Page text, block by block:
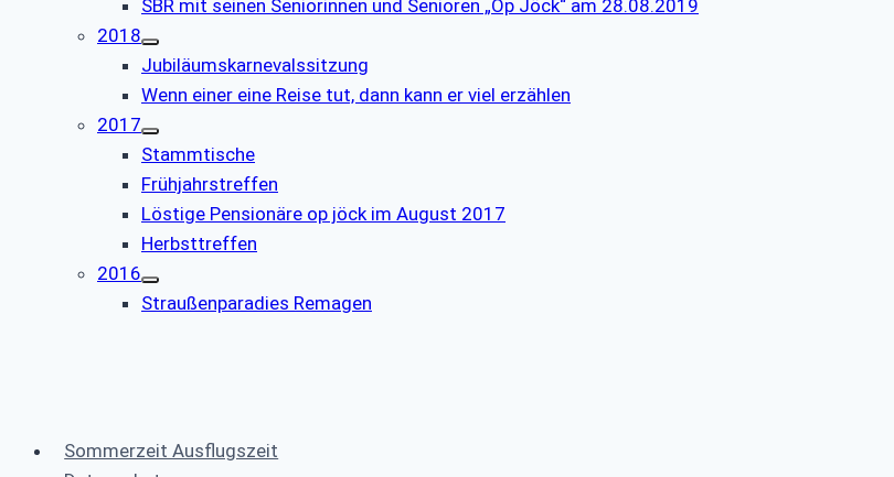
SBR mit seinen Seniorinnen und Senioren „Op Jöck“ am 28.08.2019
2018
Jubiläumskarnevalssitzung
Wenn einer eine Reise tut, dann kann er viel erzählen
2017
Stammtische
Frühjahrstreffen
Löstige Pensionäre op jöck im August 2017
Herbsttreffen
2016
Straußenparadies Remagen
Sommerzeit Ausflugszeit